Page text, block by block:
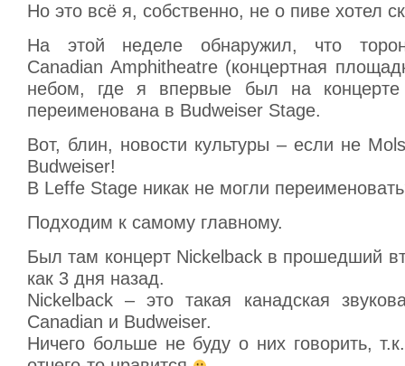
Но это всё я, собственно, не о пиве хотел
На этой неделе обнаружил, что
Canadian Amphitheatre (концертная
небом, где я впервые был на концерте
переименована в Budweiser Stage.
Вот, блин, новости культуры – если не
Budweiser!
В Leffe Stage никак не могли
Подходим к самому главному.
Был там концерт Nickelback в прошедший
как 3 дня назад.
Nickelback – это такая канадская
Canadian и Budweiser.
Ничего больше не буду о них говорить,